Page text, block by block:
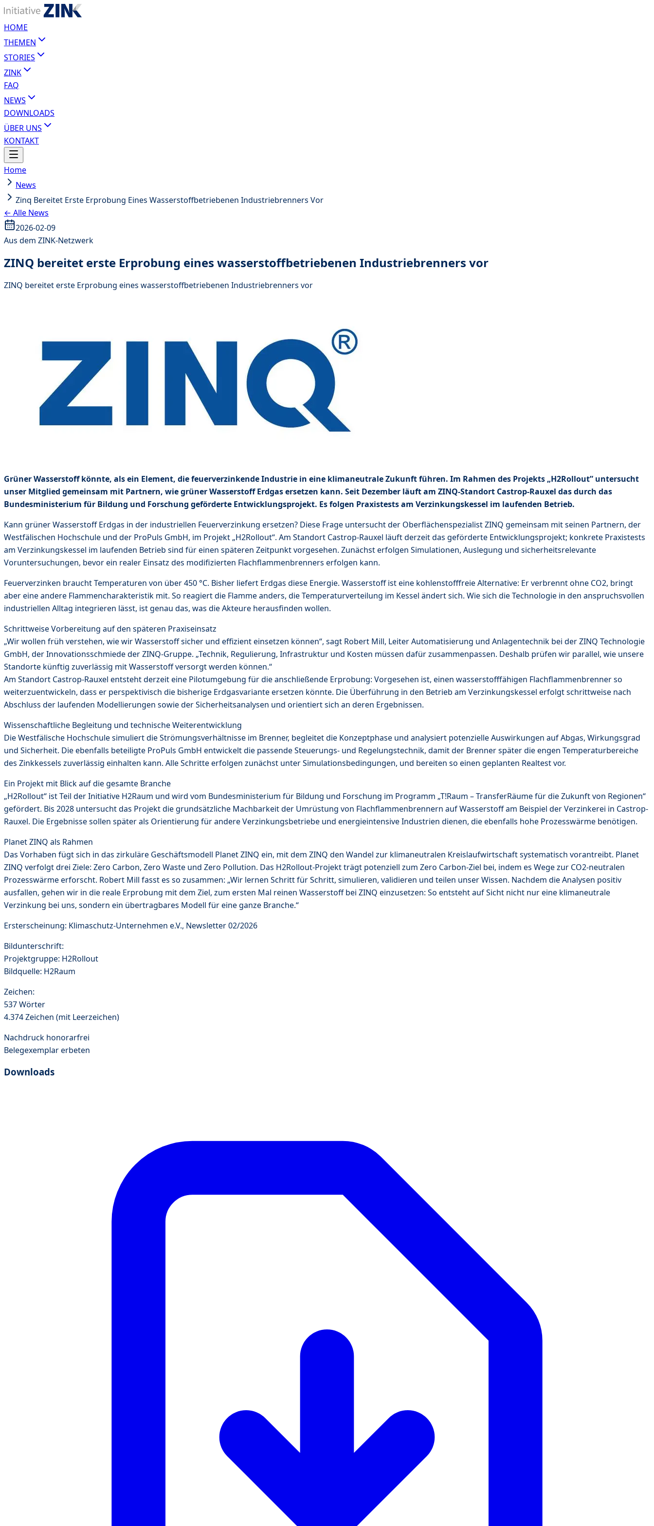
HOME
THEMEN
STORIES
ZINK
FAQ
NEWS
DOWNLOADS
ÜBER UNS
KONTAKT
Home
News
Zinq Bereitet Erste Erprobung Eines Wasserstoffbetriebenen Industriebrenners Vor
← Alle News
2026-02-09
Aus dem ZINK-Netzwerk
ZINQ bereitet erste Erprobung eines wasserstoffbetriebenen Industriebrenners vor
ZINQ bereitet erste Erprobung eines wasserstoffbetriebenen Industriebrenners vor
Grüner Wasserstoff könnte, als ein Element, die feuerverzinkende Industrie in eine klimaneutrale Zukunft führen. Im Rahmen des Projekts „H2Rollout” untersucht
unser Mitglied gemeinsam mit Partnern, wie grüner Wasserstoff Erdgas ersetzen kann. Seit Dezember läuft am ZINQ-Standort Castrop-Rauxel das durch das
Bundesministerium für Bildung und Forschung geförderte Entwicklungsprojekt. Es folgen Praxistests am Verzinkungskessel im laufenden Betrieb.
Kann grüner Wasserstoff Erdgas in der industriellen Feuerverzinkung ersetzen? Diese Frage untersucht der Oberflächenspezialist ZINQ gemeinsam mit seinen Partnern, der
Westfälischen Hochschule und der ProPuls GmbH, im Projekt „H2Rollout“. Am Standort Castrop-Rauxel läuft derzeit das geförderte Entwicklungsprojekt; konkrete Praxistests
am Verzinkungskessel im laufenden Betrieb sind für einen späteren Zeitpunkt vorgesehen. Zunächst erfolgen Simulationen, Auslegung und sicherheitsrelevante
Voruntersuchungen, bevor ein realer Einsatz des modifizierten Flachflammenbrenners erfolgen kann.
Feuerverzinken braucht Temperaturen von über 450 °C. Bisher liefert Erdgas diese Energie. Wasserstoff ist eine kohlenstofffreie Alternative: Er verbrennt ohne CO2, bringt
aber eine andere Flammencharakteristik mit. So reagiert die Flamme anders, die Temperaturverteilung im Kessel ändert sich. Wie sich die Technologie in den anspruchsvollen
industriellen Alltag integrieren lässt, ist genau das, was die Akteure herausfinden wollen.
Schrittweise Vorbereitung auf den späteren Praxiseinsatz
„Wir wollen früh verstehen, wie wir Wasserstoff sicher und effizient einsetzen können“, sagt Robert Mill, Leiter Automatisierung und Anlagentechnik bei der ZINQ Technologie
GmbH, der Innovationsschmiede der ZINQ-Gruppe. „Technik, Regulierung, Infrastruktur und Kosten müssen dafür zusammenpassen. Deshalb prüfen wir parallel, wie unsere
Standorte künftig zuverlässig mit Wasserstoff versorgt werden können.“
Am Standort Castrop-Rauxel entsteht derzeit eine Pilotumgebung für die anschließende Erprobung: Vorgesehen ist, einen wasserstofffähigen Flachflammenbrenner so
weiterzuentwickeln, dass er perspektivisch die bisherige Erdgasvariante ersetzen könnte. Die Überführung in den Betrieb am Verzinkungskessel erfolgt schrittweise nach
Abschluss der laufenden Modellierungen sowie der Sicherheitsanalysen und orientiert sich an deren Ergebnissen.
Wissenschaftliche Begleitung und technische Weiterentwicklung
Die Westfälische Hochschule simuliert die Strömungsverhältnisse im Brenner, begleitet die Konzeptphase und analysiert potenzielle Auswirkungen auf Abgas, Wirkungsgrad
und Sicherheit. Die ebenfalls beteiligte ProPuls GmbH entwickelt die passende Steuerungs- und Regelungstechnik, damit der Brenner später die engen Temperaturbereiche
des Zinkkessels zuverlässig einhalten kann. Alle Schritte erfolgen zunächst unter Simulationsbedingungen, und bereiten so einen geplanten Realtest vor.
Ein Projekt mit Blick auf die gesamte Branche
„H2Rollout“ ist Teil der Initiative H2Raum und wird vom Bundesministerium für Bildung und Forschung im Programm „T!Raum – TransferRäume für die Zukunft von Regionen“
gefördert. Bis 2028 untersucht das Projekt die grundsätzliche Machbarkeit der Umrüstung von Flachflammenbrennern auf Wasserstoff am Beispiel der Verzinkerei in Castrop-
Rauxel. Die Ergebnisse sollen später als Orientierung für andere Verzinkungsbetriebe und energieintensive Industrien dienen, die ebenfalls hohe Prozesswärme benötigen.
Planet ZINQ als Rahmen
Das Vorhaben fügt sich in das zirkuläre Geschäftsmodell Planet ZINQ ein, mit dem ZINQ den Wandel zur klimaneutralen Kreislaufwirtschaft systematisch vorantreibt. Planet
ZINQ verfolgt drei Ziele: Zero Carbon, Zero Waste und Zero Pollution. Das H2Rollout-Projekt trägt potenziell zum Zero Carbon-Ziel bei, indem es Wege zur CO2-neutralen
Prozesswärme erforscht. Robert Mill fasst es so zusammen: „Wir lernen Schritt für Schritt, simulieren, validieren und teilen unser Wissen. Nachdem die Analysen positiv
ausfallen, gehen wir in die reale Erprobung mit dem Ziel, zum ersten Mal reinen Wasserstoff bei ZINQ einzusetzen: So entsteht auf Sicht nicht nur eine klimaneutrale
Verzinkung bei uns, sondern ein übertragbares Modell für eine ganze Branche.“
Ersterscheinung: Klimaschutz-Unternehmen e.V., Newsletter 02/2026
Bildunterschrift:
Projektgruppe: H2Rollout
Bildquelle: H2Raum
Zeichen:
537 Wörter
4.374 Zeichen (mit Leerzeichen)
Nachdruck honorarfrei
Belegexemplar erbeten
Downloads